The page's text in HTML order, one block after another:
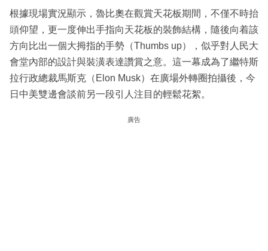
根據現場實況顯示，魯比奧在觀賞天花板期間，不僅不時抬
頭仰望，更一度伸出手指向天花板的裝飾結構，隨後向着該
方向比出一個大拇指的手勢（Thumbs up），似乎對人民大
會堂內部的設計與裝潢表達讚賞之意。這一幕成為了繼特斯
拉行政總裁馬斯克（Elon Musk）在廣場外轉圈拍攝後，今
日中美雙邊會談前另一段引人注目的輕鬆花絮。
廣告